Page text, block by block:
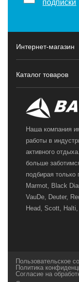
подписки
Интернет-магазин
Каталог товаров
Наша компания
работы в
активного
больше
подбирая только
Marmot, Black
VauDe, Deuter,
Head, Scott,
и взыскательных
спортсменов и
Пользовательское
Политика
Согласие на